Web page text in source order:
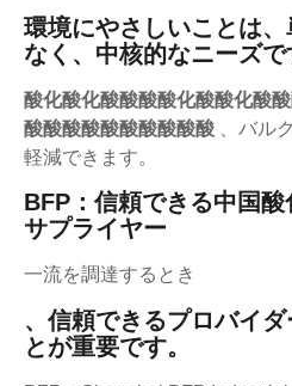
環境にやさしいことは
なく、中核的なニーズで
酸化酸化酸酸酸酸化酸酸化酸
酸酸酸酸酸酸酸酸酸酸 、バル
軽減できます。
BFP：信頼できる中国
サプライヤー
一流を調達するとき
、信頼できるプロバイ
とが重要です。